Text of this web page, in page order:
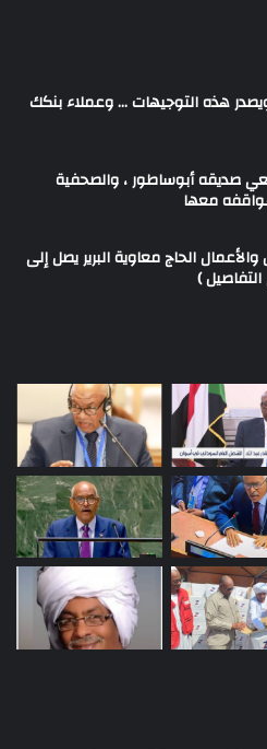
هذه التوجيهات … وعملاء بنكك
صديقه أبوساطور ، والصحفية
معها
الحاج معاوية البرير يصل إلى
)